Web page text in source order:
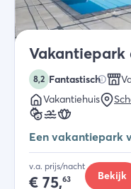
Vakantiepark
8,2 Fantastisch
Vakantiehuis
Een vakantiepark
v.a. prijs/nacht
€ 75,63 Bekijk